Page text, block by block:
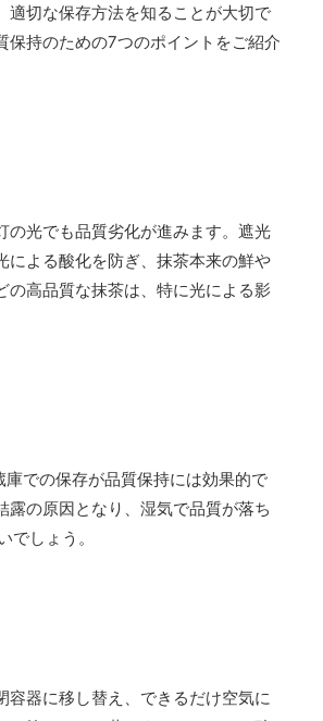
適切な保存方法を知ることが大切で
持のための7つのポイントをご紹介
の光でも品質劣化が進みます。遮光
による酸化を防ぎ、抹茶本来の鮮や
の高品質な抹茶は、特に光による影
での保存が品質保持には効果的で
の原因となり、湿気で品質が落ち
しょう。
器に移し替え、できるだけ空気に